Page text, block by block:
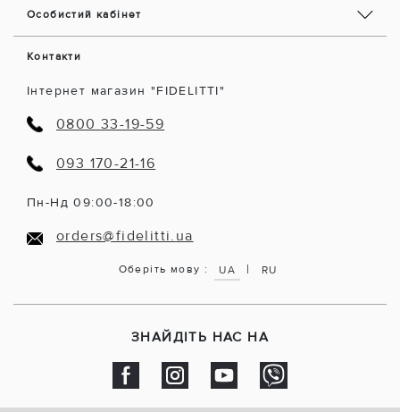
Особистий кабінет
Контакти
Інтернет магазин "FIDELITTI"
0800 33-19-59
093 170-21-16
Пн-Нд 09:00-18:00
orders@fidelitti.ua
Оберіть мову : UA | RU
ЗНАЙДІТЬ НАС НА